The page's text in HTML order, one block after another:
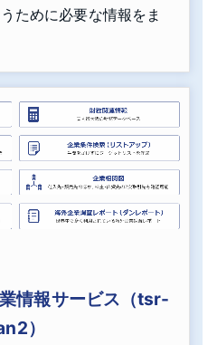
ために必要な情報をま
情報サービス（tsr-
）